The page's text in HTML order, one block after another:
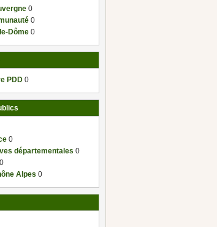
0
0
Dôme 0
PDD 0
0
départementales 0
0
Alpes 0